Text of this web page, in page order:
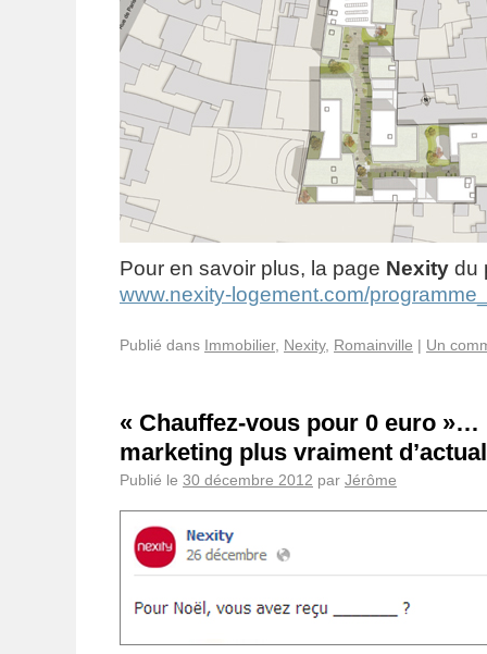
Pour en savoir plus, la page Nexity du
www.nexity-logement.com/
Publié dans Immobilier, Nexity, Romainville | Un
« Chauffez-vous pour 0 euro »…
marketing plus vraiment
Publié le 30 décembre 2012 par Jérôme